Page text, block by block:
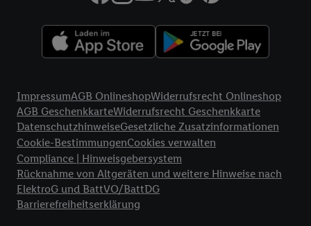
ImpressumAGB OnlineshopWiderrufsrecht Onlineshop
AGB GeschenkkarteWiderrufsrecht Geschenkkarte
DatenschutzhinweiseGesetzliche Zusatzinformationen
Cookie-BestimmungenCookies verwalten
Compliance | Hinweisgebersystem
Rücknahme von Altgeräten und weitere Hinweise nach
ElektroG und BattVO/BattDG
Barrierefreiheitserklärung